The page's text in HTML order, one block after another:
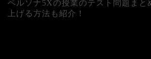
ペルソナ5Xの授業のテスト問題まと
上げる方法も紹介！